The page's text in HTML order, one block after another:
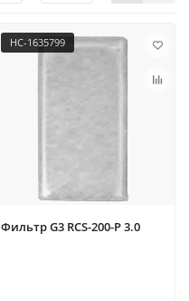
НС-1635799
Фильтр G3 RCS-200-P 3.0